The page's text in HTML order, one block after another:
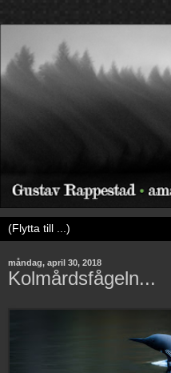
måndag, april 30, 2018
Kolmårdsfågeln...